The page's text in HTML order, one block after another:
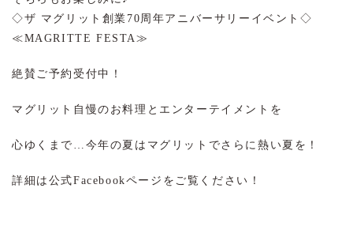
◇ザ マグリット創業70周年アニバーサリーイベント◇
≪MAGRITTE FESTA≫
絶賛ご予約受付中！
マグリット自慢のお料理とエンターテイメントを
心ゆくまで…今年の夏はマグリットでさらに熱い夏を！
詳細は公式Facebookページをご覧ください！